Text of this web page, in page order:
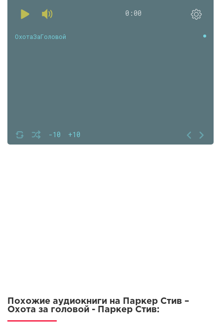
0:00
-10 +10
ОхотаЗаГоловой
Похожие аудиокниги на Паркер Стив –
Охота за головой - Паркер Стив: